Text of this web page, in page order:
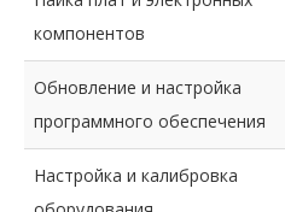
компонентов
Обновление и настройка
программного обеспечения
Настройка и калибровка